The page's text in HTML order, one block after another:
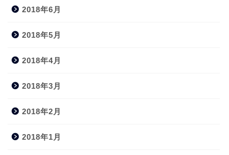
2018年6月
2018年5月
2018年4月
2018年3月
2018年2月
2018年1月